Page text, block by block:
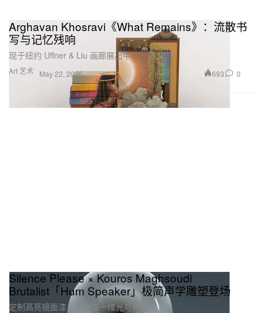
Art 艺术
Arghavan Khosravi《What Remains》：流散书
写与记忆残响
现于纽约 Uffner & Liu 画廊展出中。
May 22, 2026 693 0
Silence Please × Kouros Maghsoudi
Brutalist「Hum Speaker」极简声学雕塑登场
定制高亮镜面漆，反射每一缕光与声。